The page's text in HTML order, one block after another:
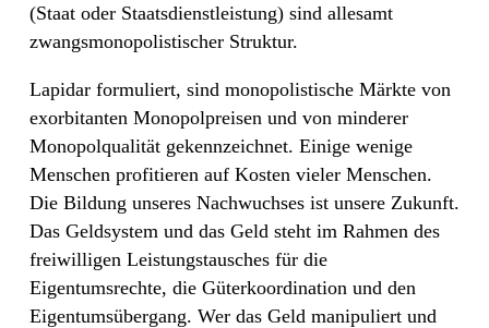
(Staat oder Staatsdienstleistung) sind allesamt
zwangsmonopolistischer Struktur.
Lapidar formuliert, sind monopolistische Märkte von
exorbitanten Monopolpreisen und von minderer
Monopolqualität gekennzeichnet. Einige wenige
Menschen profitieren auf Kosten vieler Menschen.
Die Bildung unseres Nachwuchses ist unsere Zukunft.
Das Geldsystem und das Geld steht im Rahmen des
freiwilligen Leistungstausches für die
Eigentumsrechte, die Güterkoordination und den
Eigentumsübergang. Wer das Geld manipuliert und